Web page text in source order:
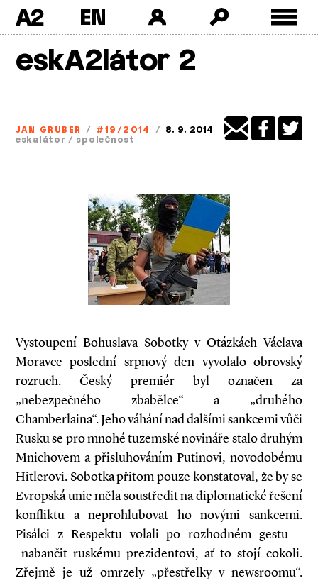
A2
eskA2látor 2
JAN GRUBER / #19/2014 / 8. 9. 2014
eskalátor / společnost
Vystoupení Bohuslava Sobotky v Otázkách Václava
Moravce poslední srpnový den vyvolalo obrovský
rozruch. Český premiér byl označen za
„nebezpečného zbabělce“ a „druhého
Chamberlaina“. Jeho váhání nad dalšími sankcemi vůči
Rusku se pro mnohé tuzemské novináře stalo druhým
Mnichovem a přisluhováním Putinovi, novodobému
Hitlerovi. Sobotka přitom pouze konstatoval, že by se
Evropská unie měla soustředit na diplomatické řešení
konfliktu a neprohlubovat ho novými sankcemi.
Pisálci z Respektu volali po rozhodném gestu –
nabančit ruskému prezidentovi, ať to stojí cokoli.
Zřejmě je už omrzely „přestřelky v newsroomu“.